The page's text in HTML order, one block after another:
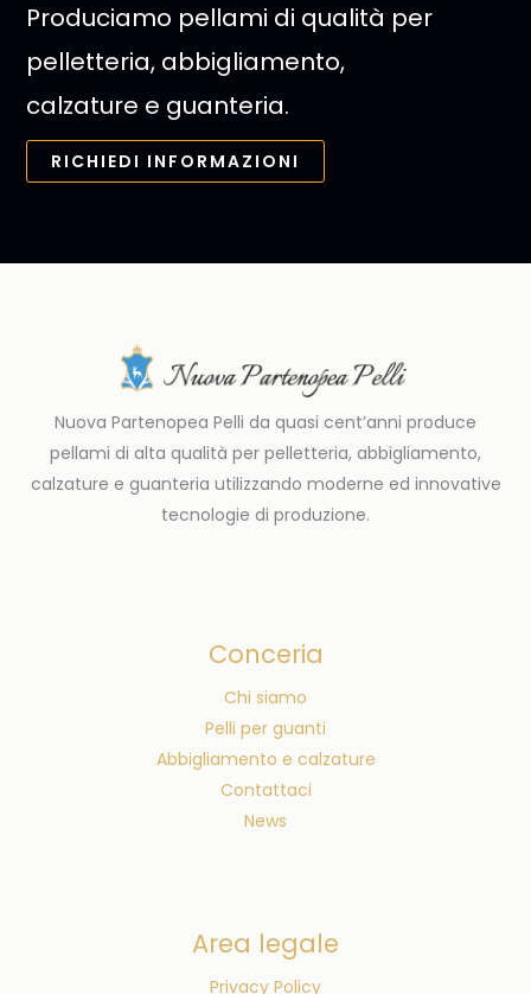
Produciamo pellami di qualità per
pelletteria, abbigliamento,
calzature e guanteria.
RICHIEDI INFORMAZIONI
Nuova Partenopea Pelli da quasi cent’anni produce
pellami di alta qualità per pelletteria, abbigliamento,
calzature e guanteria utilizzando moderne ed innovative
tecnologie di produzione.
Conceria
Chi siamo
Pelli per guanti
Abbigliamento e calzature
Contattaci
News
Area legale
Privacy Policy